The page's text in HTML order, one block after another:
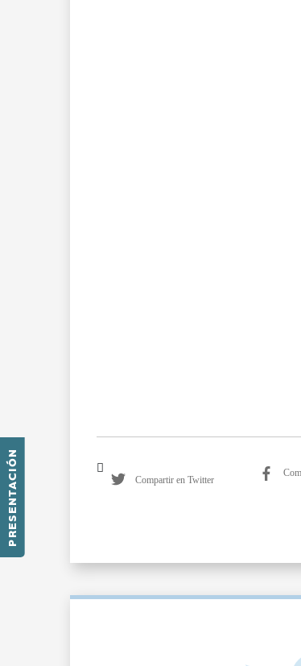
PRESENTACIÓN Compartir en Twitter